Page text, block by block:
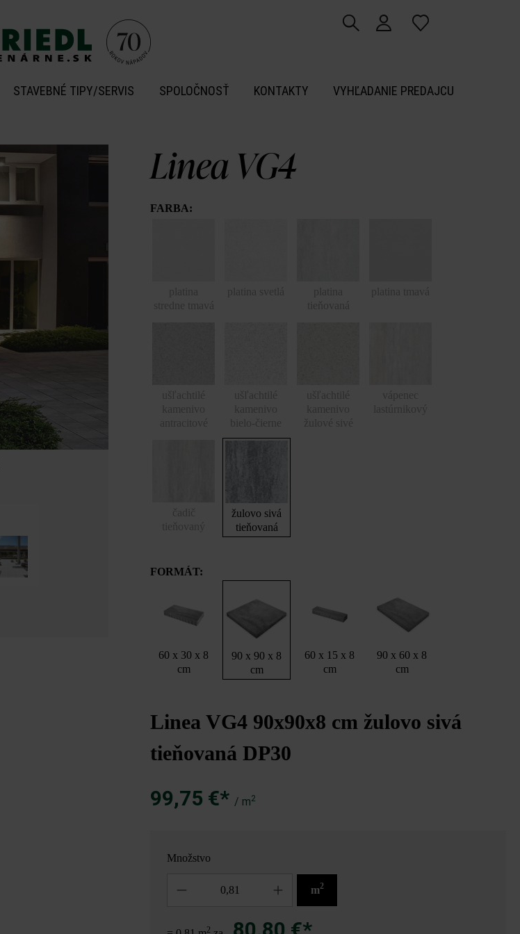
STAVEBNÉ TIPY/SERVIS SPOLOČNOSŤ KONTAKTY VYHĽADANIE PREDAJCU
Linea VG4
FARBA:
žulovo sivá
tieňovaná
FORMÁT:
60 x 30 x 8
cm
90 x 90 x 8
cm
60 x 15 x 8
cm
90 x 60 x 8
cm
Linea VG4 90x90x8 cm žulovo sivá
tieňovaná DP30
99,75 €* / m2
Množstvo
m2
2